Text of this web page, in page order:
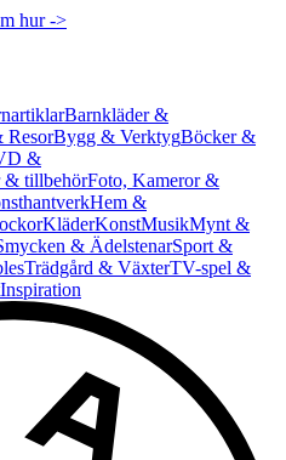
hur ->
Barnkläder &
ResorBygg & VerktygBöcker &
&
& tillbehörFoto, Kameror &
Hem &
KläderKonstMusikMynt &
& ÄdelstenarSport &
Trädgård & VäxterTV-spel &
Inspiration